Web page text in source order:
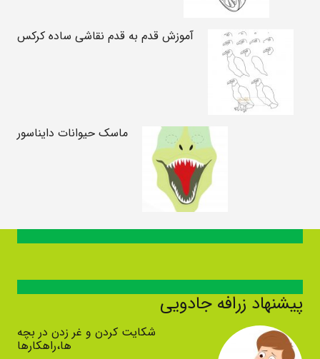
آموزش قدم به قدم نقاشی ساده کرکس
ماسک حیوانات دایناسور
پیشنهاد زرافه جادویی
شکایت کردن و غر زدن در بچه
ها،راهکارها